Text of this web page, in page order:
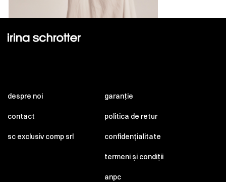
despre noi
contact
sc exclusiv comp srl
garanție
politica de retur
confidențialitate
termeni și condiții
anpc